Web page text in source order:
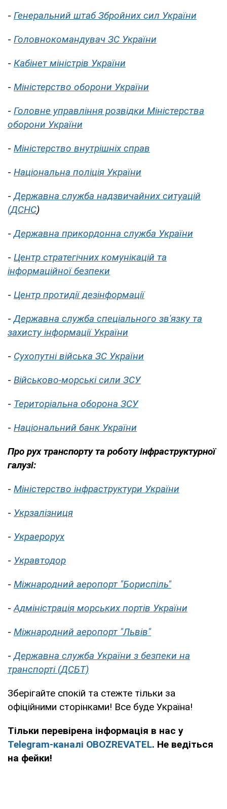
- Генеральний штаб Збройних сил України
- Головнокомандувач ЗС України
- Кабінет міністрів України
- Міністерство оборони України
- Головне управління розвідки Міністерства
оборони України
- Міністерство внутрішніх справ
- Національна поліція України
- Державна служба надзвичайних ситуацій
(ДСНС)
- Державна прикордонна служба України
- Центр стратегічних комунікацій та
інформаційної безпеки
- Центр протидії дезінформації
- Державна служба спеціального зв'язку та
захисту інформації України
- Сухопутні війська ЗС України
- Військово-морські сили ЗСУ
- Територіальна оборона ЗСУ
- Національний банк України
Про рух транспорту та роботу інфраструктурної
галузі:
- Міністерство інфраструктури України
- Укрзалізниця
- Украерорух
- Укравтодор
- Міжнародний аеропорт "Бориспіль"
- Адміністрація морських портів України
- Міжнародний аеропорт "Львів"
- Державна служба України з безпеки на
транспорті (ДСБТ)
Зберігайте спокій та стежте тільки за
офіційними сторінками! Все буде Україна!
Тільки перевірена інформація в нас у
Telegram-каналі OBOZREVATEL. Не ведіться
на фейки!